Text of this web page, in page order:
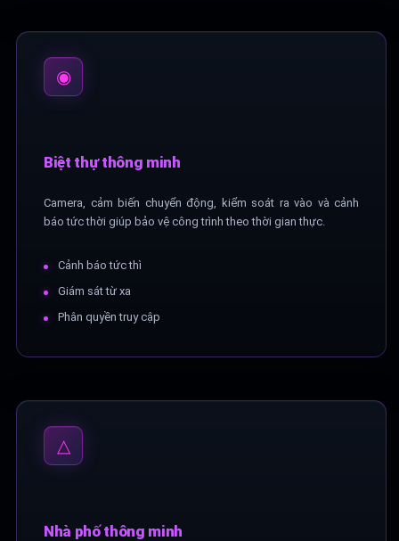
◉
Biệt thự thông minh
Camera, cảm biến chuyển động, kiểm soát ra vào và cảnh
báo tức thời giúp bảo vệ công trình theo thời gian thực.
Cảnh báo tức thì
Giám sát từ xa
Phân quyền truy cập
△
Nhà phố thông minh